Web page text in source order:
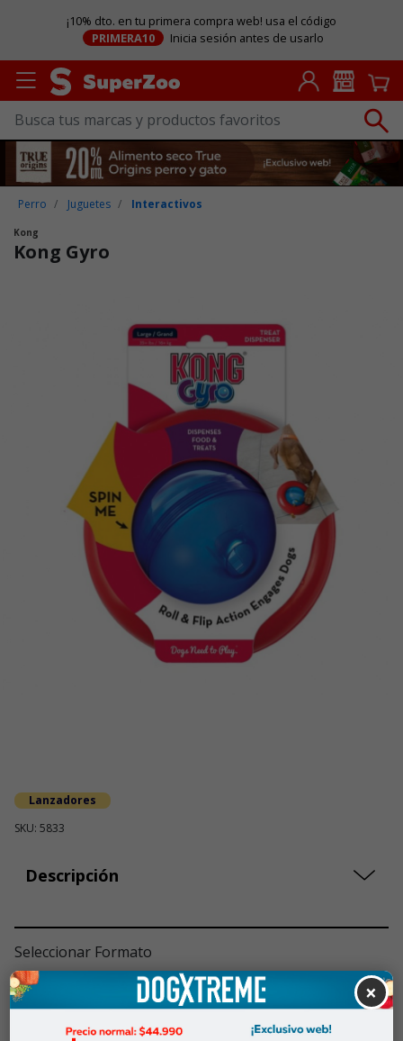
¡10% dto. en tu primera compra web! usa el código
PRIMERA10
Inicia sesión antes de usarlo
Perro Juguetes Interactivos
Kong
Kong Gyro
Lanzadores
SKU: 5833
Descripción
Seleccionar Formato
$14.990 ×